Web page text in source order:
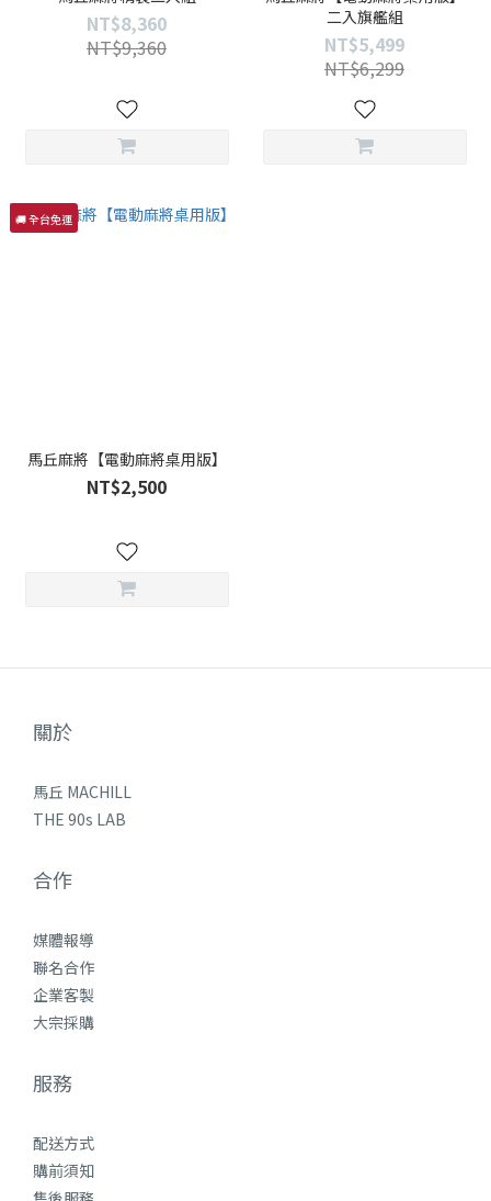
NT$8,360
NT$9,360
二入旗艦組
NT$5,499
NT$6,299
🚚 全台免運
馬丘麻將【電動麻將桌用版】
NT$2,500
關於
馬丘 MACHILL
THE 90s LAB
合作
媒體報導
聯名合作
企業客製
大宗採購
服務
配送方式
購前須知